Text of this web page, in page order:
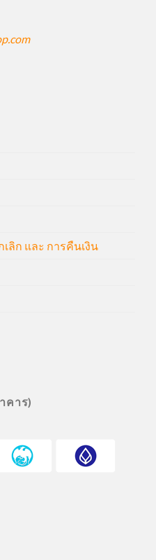
ลิก และ การคืนเงิน
คาร)